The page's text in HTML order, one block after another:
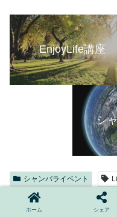
EnjoyLife講座
シ
シャンバライベント
アルフレッドさん
アロ
ショーン先生
ペガサス
ホーム シェア